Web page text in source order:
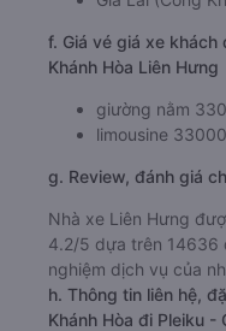
f. Giá vé giá xe khách
Khánh Hòa Liên Hưng
giường nằm
limousine
g. Review, đánh giá
Nhà xe Liên Hưng
4.2/5 dựa trên 14636
nghiệm dịch vụ của
h. Thông tin liên hệ,
Khánh Hòa đi Pleiku -